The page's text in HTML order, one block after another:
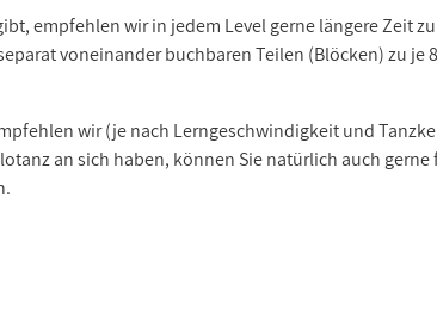
empfehlen wir in jedem Level gerne längere Zeit
voneinander buchbaren Teilen (Blöcken) zu je
wir (je nach Lerngeschwindigkeit und
an sich haben, können Sie natürlich auch